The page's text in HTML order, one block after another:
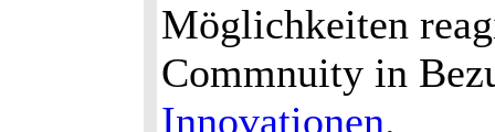
Möglichkeiten
Commnuity in
Innovationen.